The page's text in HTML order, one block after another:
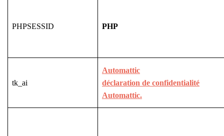
PHPSESSID PHP
tk_ai
Automattic
déclaration de confidentialité
Automattic.